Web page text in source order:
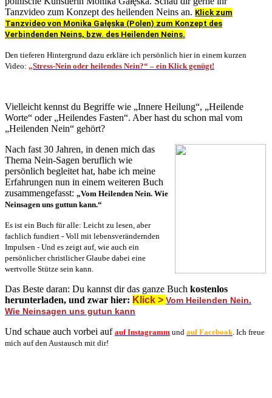
Tanzvideo zum Konzept des heilenden Neins an. Klick zum
Tanzvideo von Monika Gałęska (Polen) zum Konzept des
Verbindenden Neins, bzw. des Heilenden Neins.
Den tieferen Hintergrund dazu erkläre ich persönlich hier in einem kurzen
Video: „Stress-Nein oder heilendes Nein?“ – ein Klick genügt!
Vielleicht kennst du Begriffe wie „Innere Heilung“, „Heilende
Worte“ oder „Heilendes Fasten“. Aber hast du schon mal vom
„Heilenden Nein“ gehört?
Nach fast 30 Jahren, in denen mich das
Thema Nein-Sagen beruflich wie
persönlich begleitet hat, habe ich meine
Erfahrungen nun in einem weiteren Buch
zusammengefasst: „Vom Heilenden Nein. Wie
Neinsagen uns guttun kann.“
Es ist ein Buch für alle: Leicht zu lesen, aber
fachlich fundiert - Voll mit lebensverändernden
Impulsen - Und es zeigt auf, wie auch ein
persönlicher christlicher Glaube dabei eine
wertvolle Stütze sein kann.
Das Beste daran: Du kannst dir das ganze Buch kostenlos
herunterladen, und zwar hier: Klick > Vom Heilenden Nein.
Wie Neinsagen uns gutun kann
Und schaue auch vorbei auf auf Instagramm und auf Facebook. Ich freue
mich auf den Austausch mit dir!